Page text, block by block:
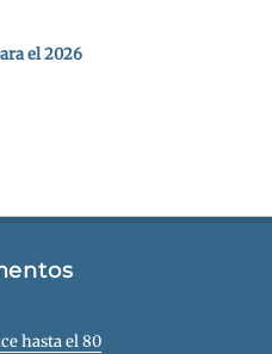
el 2026
hasta el 80